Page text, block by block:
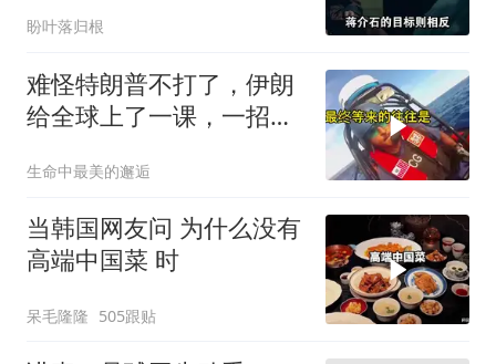
盼叶落归根
难怪特朗普不打了，伊朗
给全球上了一课，一招吃
生命中最美的邂逅
当韩国网友问 为什么没有
高端中国菜 时
呆毛隆隆 505跟贴